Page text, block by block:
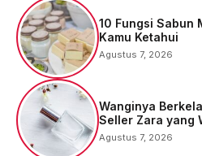
10 Fungsi Sabun
Kamu Ketahui
Agustus 7, 2026
Wanginya
Seller Zara yang
Agustus 7, 2026